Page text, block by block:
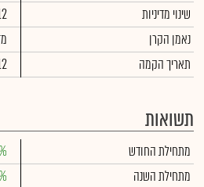
שינוי מדיניות
נאמן הקרן
תאריך הקמה
תשואות
מתחילת החודש
מתחילת השנה